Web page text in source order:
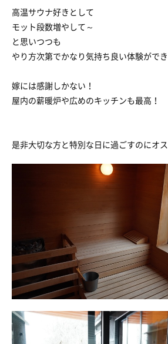
高温サウナ好きとして
モット段数増やして～
と思いつつも
やり方次第でかなり気持ち良い体験ができ
嫁には感謝しかない！
屋内の薪暖炉や広めのキッチンも最高！
是非大切な方と特別な日に過ごすのにオ